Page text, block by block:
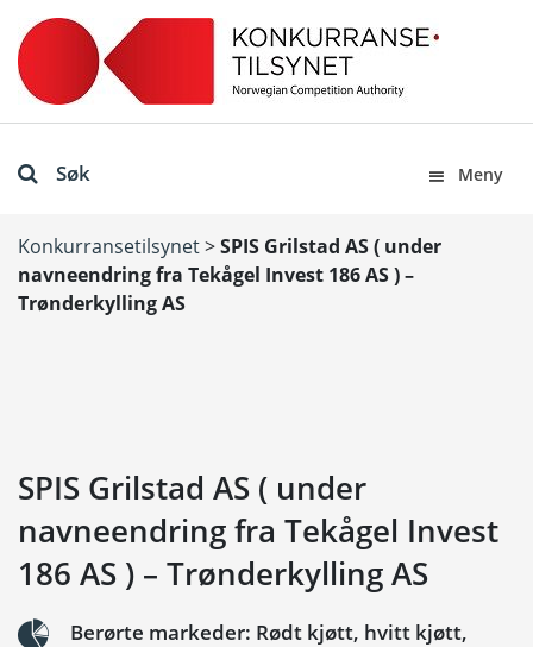
Søk Meny
Konkurransetilsynet>SPIS Grilstad AS ( under
navneendring fra Tekågel Invest 186 AS ) –
Trønderkylling AS
SPIS Grilstad AS ( under
navneendring fra Tekågel Invest
186 AS ) – Trønderkylling AS
Berørte markeder: Rødt kjøtt, hvitt kjøtt,